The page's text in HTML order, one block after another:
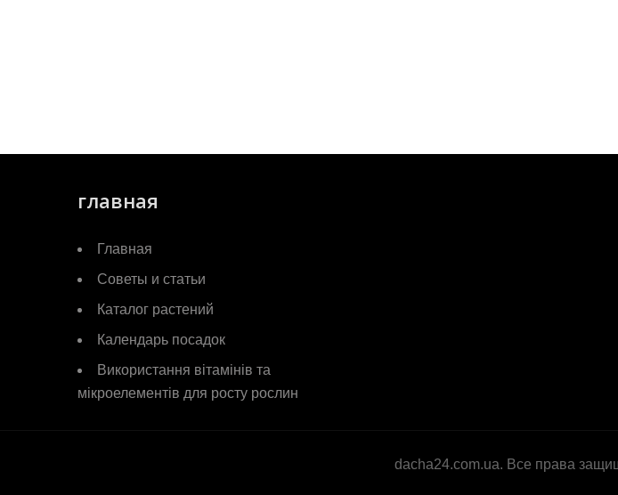
главная
Главная
Советы и статьи
Каталог растений
Календарь посадок
Використання вітамінів та
мікроелементів для росту рослин
dacha24.com.ua. Все права